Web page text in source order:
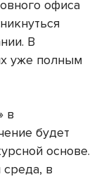
офиса
В
уже полным
в
будет
основе.
среда, в